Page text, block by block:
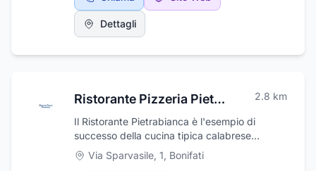
Efficiente e Senza Stress, Trasporto Sicuro di
Motorini e Moto, Svuotamento di Cantine,
Locali Commerciali, Case e Depositi
Dettagli
Ristorante Pizzeria Pietrabianca 2.8 km
Il Ristorante Pietrabianca è l'esempio di
successo della cucina tipica calabrese
abbinata ad un management di conduzione
familiare. Vecchia tabaccheria e osteria per i
Via Sparvasile, 1, Bonifati